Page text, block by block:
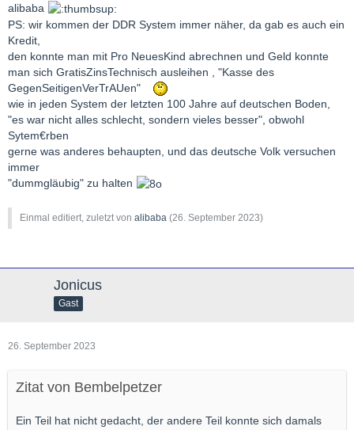
alibaba
PS: wir kommen der DDR System immer näher, da gab es auch ein
Kredit,
den konnte man mit Pro NeuesKind abrechnen und Geld konnte
man sich GratisZinsTechnisch ausleihen , "Kasse des
GegenSeitigenVerTrAUen"
wie in jeden System der letzten 100 Jahre auf deutschen Boden,
"es war nicht alles schlecht, sondern vieles besser", obwohl
Sytem€rben
gerne was anderes behaupten, und das deutsche Volk versuchen
immer
"dummgläubig" zu halten
Einmal editiert, zuletzt von alibaba (26. September 2023)
Jonicus
Gast
26. September 2023
Zitat von Bembelpetzer
Ein Teil hat nicht gedacht, der andere Teil konnte sich damals